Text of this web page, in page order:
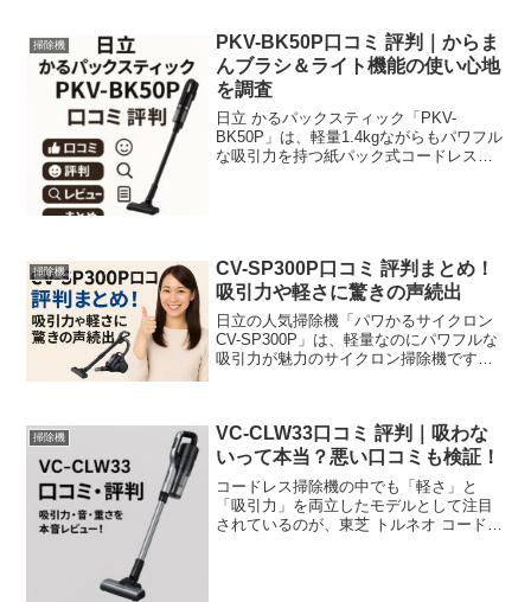
掃除機
PKV-BK50P口コミ 評判｜からま
んブラシ＆ライト機能の使い心地
を調査
日立 かるパックスティック「PKV-
BK50P」は、軽量1.4kgながらもパワフル
な吸引力を持つ紙パック式コードレス掃
掃除機
CV-SP300P口コミ 評判まとめ！
吸引力や軽さに驚きの声続出
日立の人気掃除機「パワかるサイクロン
CV-SP300P」は、軽量なのにパワフルな
吸引力が魅力のサイクロン掃除機です。
やシニア世...
掃除機
VC-CLW33口コミ 評判｜吸わな
いって本当？悪い口コミも検証！
コードレス掃除機の中でも「軽さ」と
「吸引力」を両立したモデルとして注目
されているのが、東芝 トルネオ コードレ